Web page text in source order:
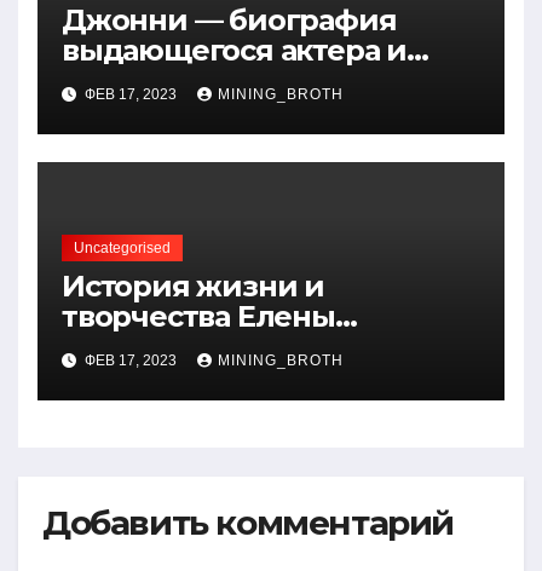
Джонни — биография
выдающегося актера и
талантливого певца, чья
артистичность захватывает
миллионы сердец
ФЕВ 17, 2023 MINING_BROTH
Uncategorised
История жизни и
творчества Елены
Дубровской — биография,
достижения, интересные
факты
ФЕВ 17, 2023 MINING_BROTH
Добавить комментарий